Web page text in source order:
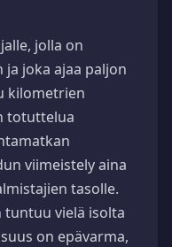
jolla on
joka ajaa paljon
kilometrien
totuttelua
viimeistely aina
tasolle.
tuntuu vielä isolta
on epävarma,